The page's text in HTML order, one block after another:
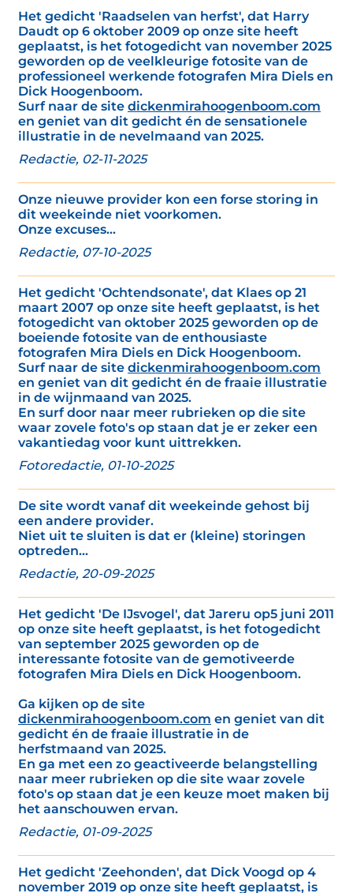
Het gedicht 'Raadselen van herfst', dat Harry
Daudt op 6 oktober 2009 op onze site heeft
geplaatst, is het fotogedicht van november 2025
geworden op de veelkleurige fotosite van de
professioneel werkende fotografen Mira Diels en
Dick Hoogenboom.
Surf naar de site dickenmirahoogenboom.com
en geniet van dit gedicht én de sensationele
illustratie in de nevelmaand van 2025.
Redactie, 02-11-2025
Onze nieuwe provider kon een forse storing in
dit weekeinde niet voorkomen.
Onze excuses...
Redactie, 07-10-2025
Het gedicht 'Ochtendsonate', dat Klaes op 21
maart 2007 op onze site heeft geplaatst, is het
fotogedicht van oktober 2025 geworden op de
boeiende fotosite van de enthousiaste
fotografen Mira Diels en Dick Hoogenboom.
Surf naar de site dickenmirahoogenboom.com
en geniet van dit gedicht én de fraaie illustratie
in de wijnmaand van 2025.
En surf door naar meer rubrieken op die site
waar zovele foto's op staan dat je er zeker een
vakantiedag voor kunt uittrekken.
Fotoredactie, 01-10-2025
De site wordt vanaf dit weekeinde gehost bij
een andere provider.
Niet uit te sluiten is dat er (kleine) storingen
optreden...
Redactie, 20-09-2025
Het gedicht 'De IJsvogel', dat Jareru op5 juni 2011
op onze site heeft geplaatst, is het fotogedicht
van september 2025 geworden op de
interessante fotosite van de gemotiveerde
fotografen Mira Diels en Dick Hoogenboom.
Ga kijken op de site
dickenmirahoogenboom.com en geniet van dit
gedicht én de fraaie illustratie in de
herfstmaand van 2025.
En ga met een zo geactiveerde belangstelling
naar meer rubrieken op die site waar zovele
foto's op staan dat je een keuze moet maken bij
het aanschouwen ervan.
Redactie, 01-09-2025
Het gedicht 'Zeehonden', dat Dick Voogd op 4
november 2019 op onze site heeft geplaatst, is